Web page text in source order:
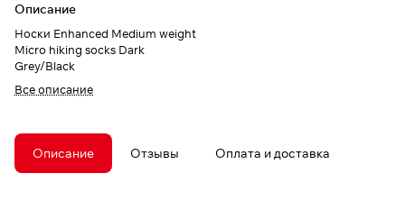
Описание
Носки Enhanced Medium weight
Micro hiking socks Dark
Grey/Black
Все описание
Описание Отзывы Оплата и доставка